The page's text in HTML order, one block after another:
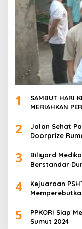
1
SAMBUT HARI
MERIAHKAN
2
Jalan Sehat
Doorprize
3
Biliyard
Berstandar
4
Kejuaraan
5
PPKORI Siap
Sumut 2024